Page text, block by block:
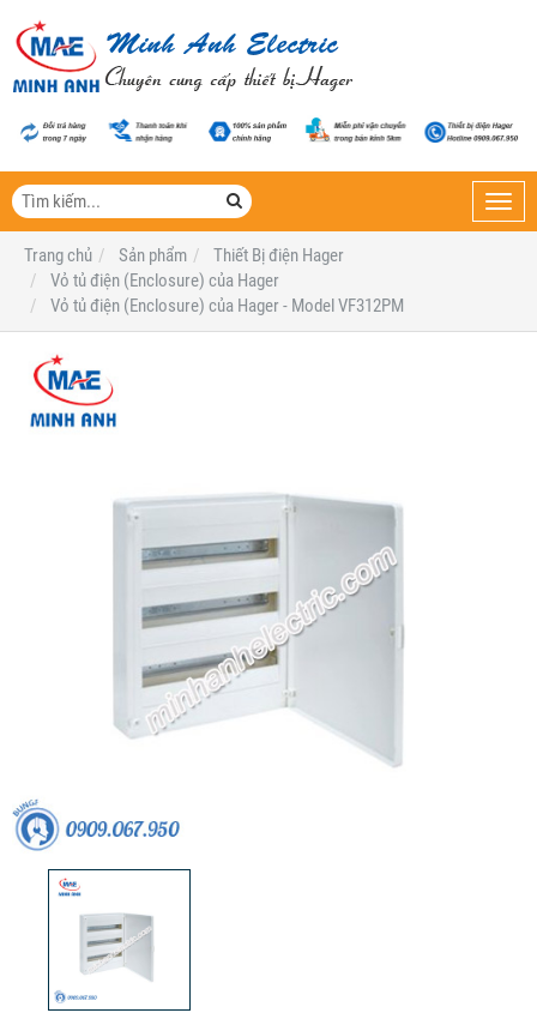
Trang chủ
Sản phẩm
Thiết Bị điện Hager
Vỏ tủ điện (Enclosure) của Hager
Vỏ tủ điện (Enclosure) của Hager - Model VF312PM